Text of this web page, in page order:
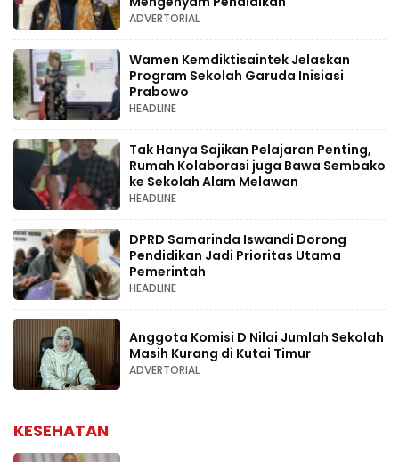
ADVERTORIAL
Wamen Kemdiktisaintek Jelaskan
Program Sekolah Garuda Inisiasi
Prabowo
HEADLINE
Tak Hanya Sajikan Pelajaran Penting,
Rumah Kolaborasi juga Bawa Sembako
ke Sekolah Alam Melawan
HEADLINE
DPRD Samarinda Iswandi Dorong
Pendidikan Jadi Prioritas Utama
Pemerintah
HEADLINE
Anggota Komisi D Nilai Jumlah Sekolah
Masih Kurang di Kutai Timur
ADVERTORIAL
KESEHATAN